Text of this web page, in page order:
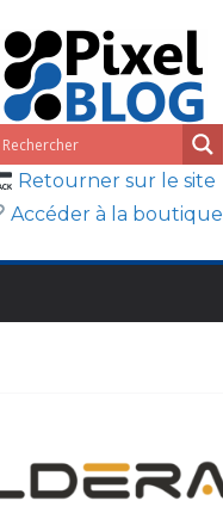
Retourner sur le site
Accéder à la boutique